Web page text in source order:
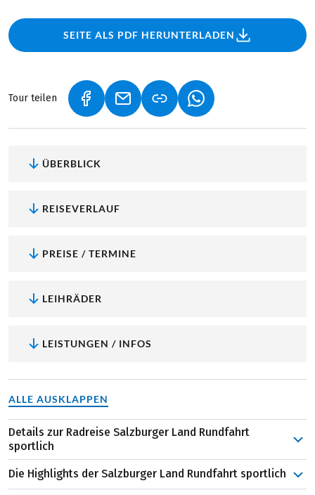
SEITE ALS PDF HERUNTERLADEN
Tour teilen (LINK ÖFFNET IN NEUEM TAB)
(LINK ÖFFNET IN NEUEM TAB)
(LINK ÖFFNET IN
ÜBERBLICK
REISEVERLAUF
PREISE / TERMINE
LEIHRÄDER
LEISTUNGEN / INFOS
ALLE AUSKLAPPEN
Details zur Radreise Salzburger Land Rundfahrt
sportlich
Startpunkt Ihrer sportlichen Rundfahrt ist Salzburg, die
Stadt Mozarts und barocker Pracht. Entlang der Salzach
Die Highlights der Salzburger Land Rundfahrt sportlich